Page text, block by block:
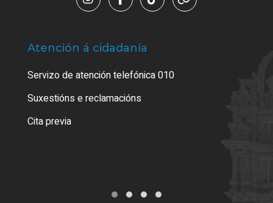
Atención á cidadanía
Servizo de atención telefónica 010
Suxestións e reclamacións
Cita previa